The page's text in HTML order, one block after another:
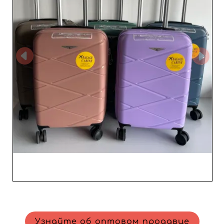
сумку или практичный аксессуар, в каталоге AIRTEX
вы найдете все, чтобы уместно обогатить и
разнообразить свое предложение. Сотрудничая с
AIRTEX, вы также получаете надежную и оперативную
клиентскую поддержку. Заказы обрабатываются
тщательно и отправляются быстро, чтобы вы
оставались конкурентоспособными и быстро
реагировали на спрос. Благодаря присутствию на
платформе MicroStore, AIRTEX упрощает управление
заказами через интуитивно понятный интерфейс и
инструменты, созданные для профессионалов.
Выбирая AIRTEX Paris, вы выбираете партнера,
который идет с вами бок о бок и заинтересован в
вашем коммерческом успехе. Включив его продукты в
свой каталог, вы предлагаете клиентам прочные,
эстетичные и долговечные изделия — незаменимые
товары для путешествий, которые привлекают и
формируют лояльность при каждой продаже.
Узнайте об оптовом продавце